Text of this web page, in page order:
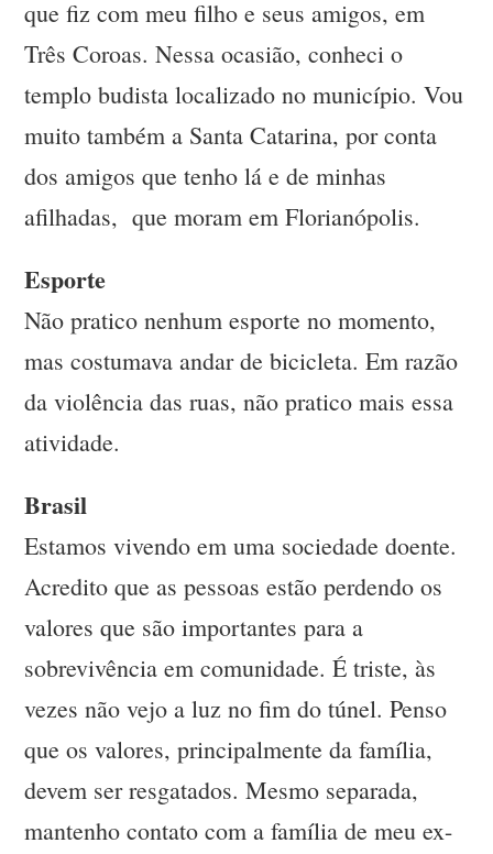
que fiz com meu filho e seus amigos, em
Três Coroas. Nessa ocasião, conheci o
templo budista localizado no município. Vou
muito também a Santa Catarina, por conta
dos amigos que tenho lá e de minhas
afilhadas, que moram em Florianópolis.
Esporte
Não pratico nenhum esporte no momento,
mas costumava andar de bicicleta. Em razão
da violência das ruas, não pratico mais essa
atividade.
Brasil
Estamos vivendo em uma sociedade doente.
Acredito que as pessoas estão perdendo os
valores que são importantes para a
sobrevivência em comunidade. É triste, às
vezes não vejo a luz no fim do túnel. Penso
que os valores, principalmente da família,
devem ser resgatados. Mesmo separada,
mantenho contato com a família de meu ex-